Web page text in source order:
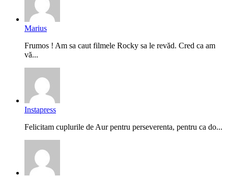
Marius
Frumos ! Am sa caut filmele Rocky sa le revăd. Cred ca am
vă...
Instapress
Felicitam cuplurile de Aur pentru perseverenta, pentru ca do...